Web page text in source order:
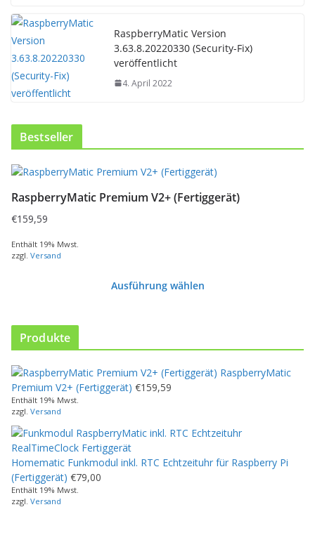
RaspberryMatic Version
3.63.8.20220330 (Security-Fix)
veröffentlicht
4. April 2022
Bestseller
RaspberryMatic Premium V2+ (Fertiggerät)
€159,59
Enthält 19% Mwst.
zzgl. Versand
Ausführung wählen
D
e
s
s
P
t
w
e
i
s
m
e
h
r
e
Produkte
RaspberryMatic
Premium V2+ (Fertiggerät) €159,59
Enthält 19% Mwst.
zzgl. Versand
Homematic Funkmodul inkl. RTC Echtzeituhr für Raspberry Pi
(Fertiggerät) €79,00
Enthält 19% Mwst.
zzgl. Versand